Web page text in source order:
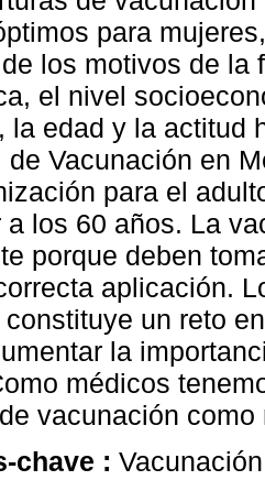
para
los motivos de la
el nivel
la edad y la actitud
de Vacunación en
para el
a los 60 años. La
porque deben
aplicación.
constituye un reto
la
médicos
vacunación
chave :